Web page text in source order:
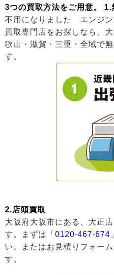
3つの買取方法をご用意。
1.
不用になりました エンジ
買取専門店をお探しなら、
歌山・滋賀・三重・全域で
す。
2.店頭買取
大阪府大阪市にある、大正
す。まずは「 0120-467-674
い。またはお見積りフォー
す。